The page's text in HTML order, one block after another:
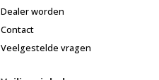
Dealer worden
Contact
Veelgestelde vragen